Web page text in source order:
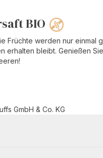
BIO
Früchte werden nur einmal
erhalten bleibt. Genießen
GmbH & Co. KG